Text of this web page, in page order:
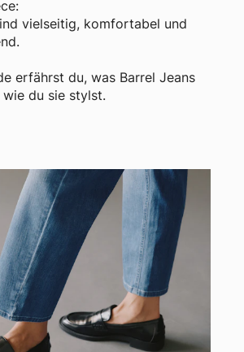
vielseitig, komfortabel und
erfährst du, was Barrel Jeans
du sie stylst.